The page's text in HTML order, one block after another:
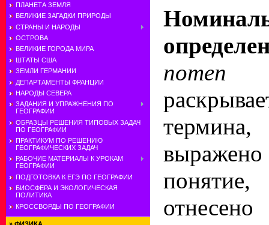
ПЛАНЕТА ЗЕМЛЯ
ВЕЛИКИЕ ЗАГАДКИ ПРИРОДЫ
СТРАНЫ И НАРОДЫ
ОСТРОВА
ВЕЛИКИЕ ГОРОДА МИРА
ШТАТЫ США
ЗЕМЛИ ГЕРМАНИИ
ДЕПАРТАМЕНТЫ ФРАНЦИИ
НАРОДЫ СЕВЕРА
ЗАДАНИЯ И УПРАЖНЕНИЯ ПО
ГЕОГРАФИИ
ОБРАЗЦЫ РЕШЕНИЯ ТИПОВЫХ ЗАДАЧ
ПО ГЕОГРАФИИ
ПРАКТИКУМ ПО РЕШЕНИЮ
ГЕОГРАФИЧЕСКИХ ЗАДАЧ
РАБОЧИЕ МАТЕРИАЛЫ К УРОКАМ
ГЕОГРАФИИ
ПОДГОТОВКА К ЕГЭ ПО ГЕОГРАФИИ
БИОСФЕРА И ЭКОЛОГИЧЕСКАЯ
ПОЛИТИКА
КРОССВОРДЫ ПО ГЕОГРАФИИ